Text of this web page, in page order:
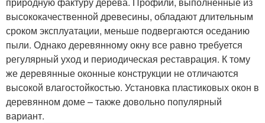
высококачественной древесины, обладают длительным
сроком эксплуатации, меньше подвергаются оседанию
пыли. Однако деревянному окну все равно требуется
регулярный уход и периодическая реставрация. К тому
же деревянные оконные конструкции не отличаются
высокой влагостойкостью. Установка пластиковых окон в
деревянном доме – также довольно популярный
вариант.